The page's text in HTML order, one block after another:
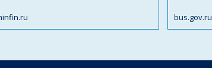
bus.gov.ru